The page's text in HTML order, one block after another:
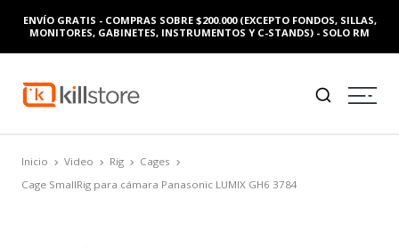
ENVÍO GRATIS - COMPRAS SOBRE $200.000 (EXCEPTO FONDOS, SILLAS,
MONITORES, GABINETES, INSTRUMENTOS Y C-STANDS) - SOLO RM
Inicio Video Rig
Cages
Cage SmallRig para cámara Panasonic LUMIX GH6 3784